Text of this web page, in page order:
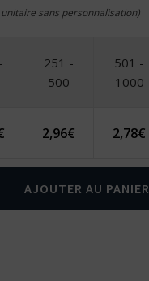
unitaire sans personnalisation)
251 -
500
501 -
1000
2,96€ 2,78€
AJOUTER AU PANIER